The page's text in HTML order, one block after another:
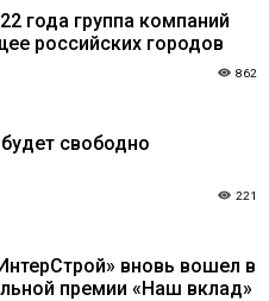
года группа компаний
российских городов
862
свободно
221
вновь вошел в
премии «Наш вклад»